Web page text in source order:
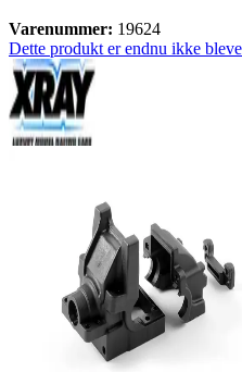
Varenummer: 19624
Dette produkt er endnu ikke